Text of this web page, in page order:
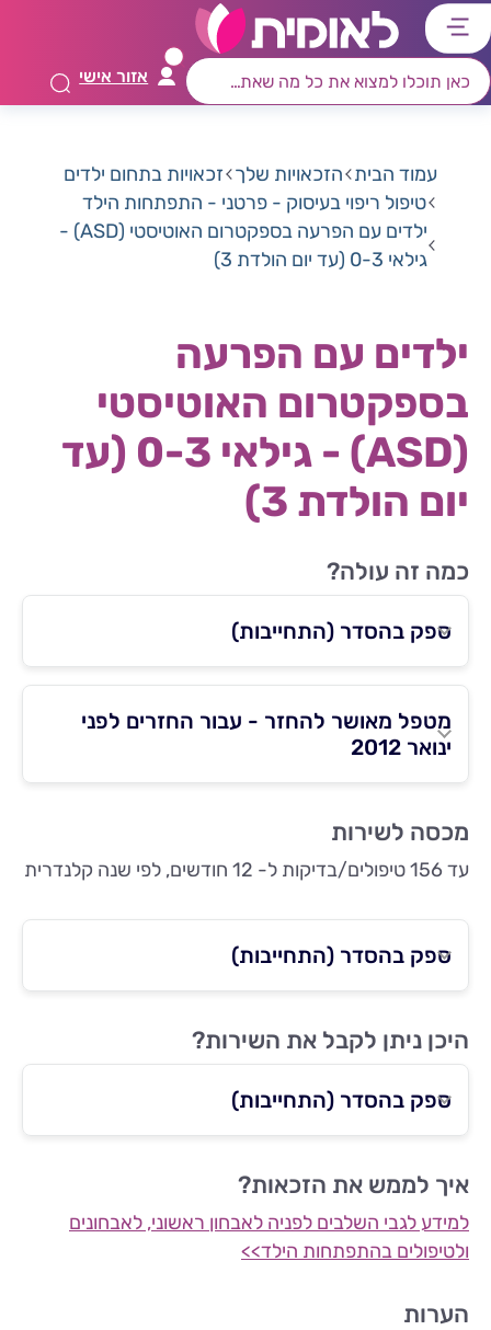
דלג
לתפריט
ראשי
דלג
לרכיב
חיפוש
דלג
לתוכן
מרכזי
דלג
לאזור
קישורים
אזור אישי
עמוד הבית הזכאויות שלך זכאויות בתחום ילדים
טיפול ריפוי בעיסוק - פרטני - התפתחות הילד
ילדים עם הפרעה בספקטרום האוטיסטי (ASD) -
גילאי 0-3 (עד יום הולדת 3)
ילדים עם הפרעה
בספקטרום האוטיסטי
(ASD) - גילאי 0-3 (עד
יום הולדת 3)
כמה זה עולה?
ספק בהסדר (התחייבות)
מטפל מאושר להחזר - עבור החזרים לפני
ינואר 2012
מכסה לשירות
עד 156 טיפולים/בדיקות ל- 12 חודשים, לפי שנה קלנדרית
ספק בהסדר (התחייבות)
היכן ניתן לקבל את השירות?
ספק בהסדר (התחייבות)
איך לממש את הזכאות?
למידע לגבי השלבים לפניה לאבחון ראשוני, לאבחונים
ולטיפולים בהתפתחות הילד>>
הערות